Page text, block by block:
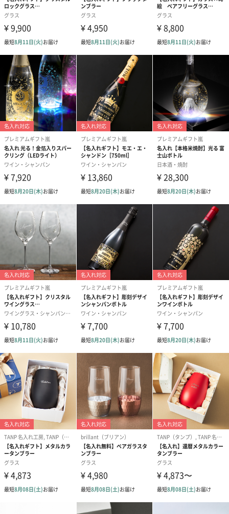
色違いのタンブラーに2人の名前を入れることでより喜ばれる嬉し
いものになります。
す。
文字入れの書体は、漢字・ひらがな、カタカナ4種類、英字4種類
から選ぶことができます。
結婚祝いの贈り物に
結婚祝いは、これから結婚する、または結婚した2人を祝福して贈
るお祝いです。
そんな2人がいつまでも幸せにいてほしいという願いを込めて。
愛らしい見た目のバイカラーのペアタンブラーは、きっと2人の時
間を特別に素敵なものへとしてくれます。もらった方も喜んでく
れること間違いなしです。
商品詳細情報
素材
ガラス
注意事項
本商品は、お客様にご入力いただきました内容を基
に、当店デザイナーがバランス良くレイアウト調整さ
せていただきます。
ご入力内容や文字数により、多少デザインの変更が生
じる可能性がございます。
また、デザインの事前確認は承りかねますので予めご
了承くださいませ。
商品オプション情報